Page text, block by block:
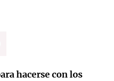
hacerse con los